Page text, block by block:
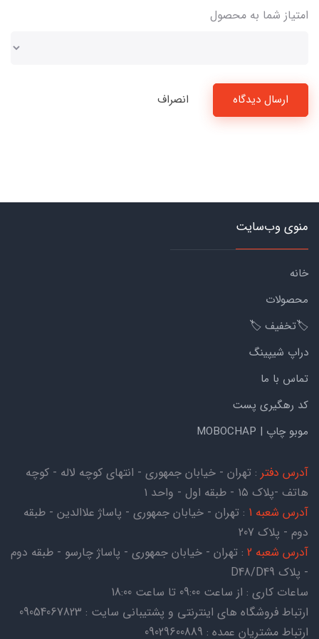
امتیاز شما به محصول
ارسال دیدگاه انصراف
منوی وب‌سایت
خانه
محصولات
🏷️تخفیف 🏷️
دراپ شیپینگ
تماس با ما
کد رهگیری پست
موبو چاپ | MOBOCHAP
آدرس دفتر : تهران - خیابان جمهوری - انتهای کوچه لاله - کوچه
هاتف -پلاک ۱۵ - طبقه اول - واحد ۱
آدرس شعبه 1
: تهران - خیابان جمهوری - پاساژ علاالدین - طبقه
دوم - پلاک 207
آدرس شعبه 2
: تهران - خیابان جمهوری - پاساژ چارسو - طبقه دوم
- پلاک D48/D49
ساعات کاری : از ساعت 09:00 تا ساعت 18:00
ارتباط فروشگاه های اینترنتی و پشتیبانی سایت : 09054067823
ارتباط مشتریان عمده : 09029600889